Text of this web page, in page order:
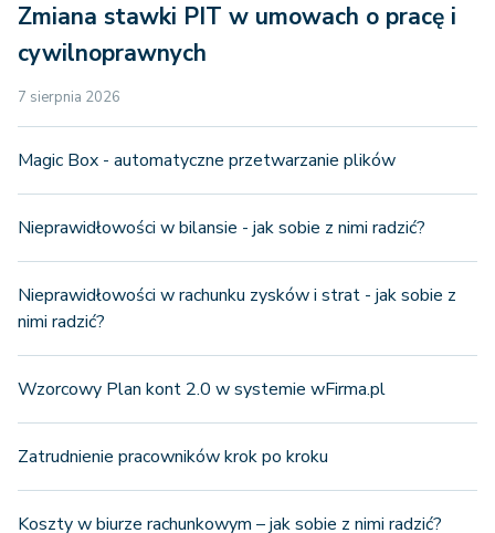
Zmiana stawki PIT w umowach o pracę i
cywilnoprawnych
7 sierpnia 2026
Magic Box - automatyczne przetwarzanie plików
Nieprawidłowości w bilansie - jak sobie z nimi radzić?
Nieprawidłowości w rachunku zysków i strat - jak sobie z
nimi radzić?
Wzorcowy Plan kont 2.0 w systemie wFirma.pl
Zatrudnienie pracowników krok po kroku
Koszty w biurze rachunkowym – jak sobie z nimi radzić?